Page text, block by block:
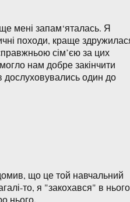
мені запам‘яталась. Я
походи, краще
сім’єю за цих
нам добре закінчити
один до
що це той навчальний
то, я "закохався" в нього
нього.